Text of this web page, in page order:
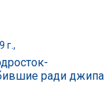
г.,
ради джипа